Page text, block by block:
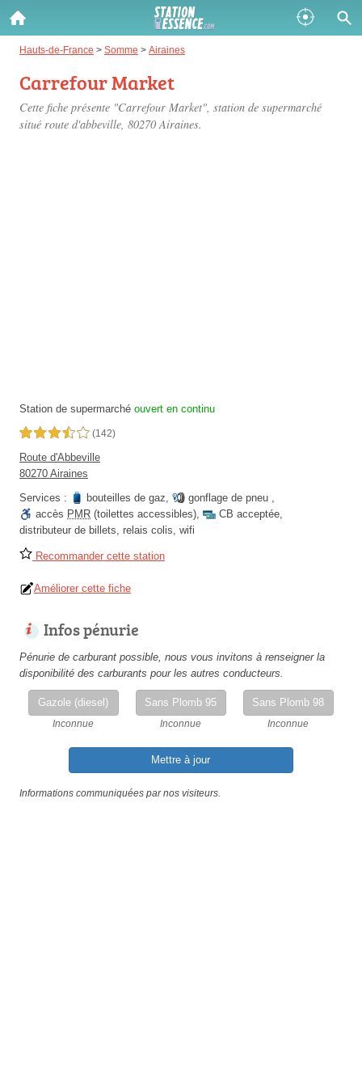
Hauts-de-France > Somme > Airaines
Carrefour Market
Cette fiche présente "Carrefour Market", station de supermarché
situé route d'abbeville, 80270 Airaines.
Station de supermarché ouvert en continu
3,5 étoiles sur 5 (142)
Route d'Abbeville
80270 Airaines
Services :
bouteilles de gaz, gonflage de pneu ,
accès PMR (toilettes accessibles), CB acceptée,
distributeur de billets, relais colis, wifi
Recommander cette station
Améliorer cette fiche
Infos pénurie
Pénurie de carburant possible, nous vous invitons à renseigner la
disponibilité des carburants pour les autres conducteurs.
Gazole (diesel)
Inconnue
Sans Plomb 95
Inconnue
Sans Plomb 98
Inconnue
Mettre à jour
Informations communiquées par nos visiteurs.
Gazole :
Disponible
SP 98 :